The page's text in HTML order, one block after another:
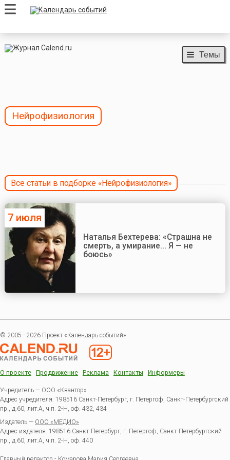
Темы
Нейрофизиология
Все статьи в подборке «Нейрофизиология»
7 июля
Наталья Бехтерева: «Страшна не
смерть, а умирание... Я — не
боюсь»
© 2005—2026 Проект «Календарь событий»
О проекте Продвижение Реклама Контакты Информеры
Учредитель — ООО «Квантор»
Адрес учредителя: 198516 Санкт-Петербург, г. Петергоф, Санкт-Петербургский
пр., д.60, лит.А, ч.п. 2-Н, оф. 432, 434
Издатель — ООО «МЕДИО»
Адрес издателя: 198516 Санкт-Петербург, г. Петергоф, Санкт-Петербургский
пр., д.60, лит.А, ч.п. 2-Н, оф. 440